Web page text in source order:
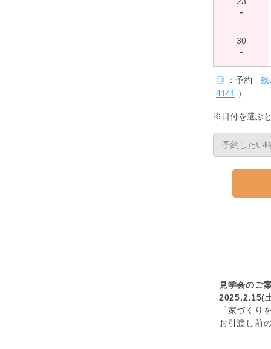
-
30
-
◎ ：予約 残
4141 ）
※日付を選ぶ
見学会のご
2025.2.15(
「家づくり
お引渡し前